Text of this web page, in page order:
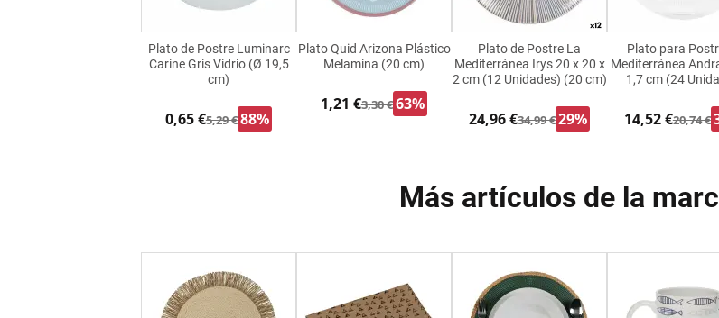
Plato de Postre Luminarc
Carine Gris Vidrio (Ø 19,5
cm)
0,65 €5,29 €88%
Plato Quid Arizona Plástico
Melamina (20 cm)
1,21 €3,30 €63%
Plato de Postre La
Mediterránea Irys 20 x 20 x
2 cm (12 Unidades) (20 cm)
24,96 €34,99 €29%
Plato para
Mediterránea
1,7 cm (24
14,52 €20,74 €
Más artículos de la